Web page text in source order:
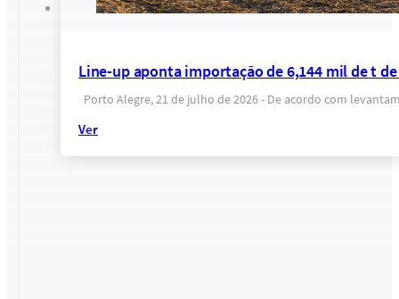
Line-up aponta importação de 6,144 mil de t
Porto Alegre, 21 de julho de 2026 - De acordo com
Ver